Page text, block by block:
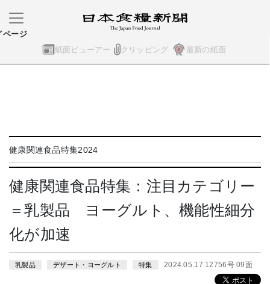
紙面ビューアー クリッピング 最新の紙面
ページ
健康関連食品特集2024
健康関連食品特集：注目カテゴリー
＝乳製品 ヨーグルト、機能性細分
化が加速
乳製品 デザート・ヨーグルト 特集 2024.05.17 12756号 09面